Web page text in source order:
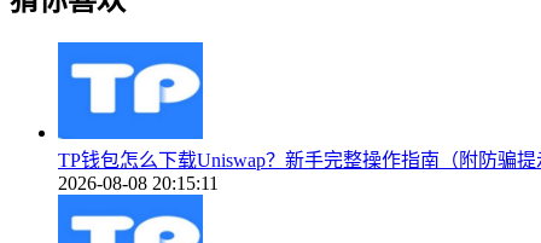
TP钱包怎么下载Uniswap？新手完整操作指南（附防骗提
2026-08-08 20:15:11